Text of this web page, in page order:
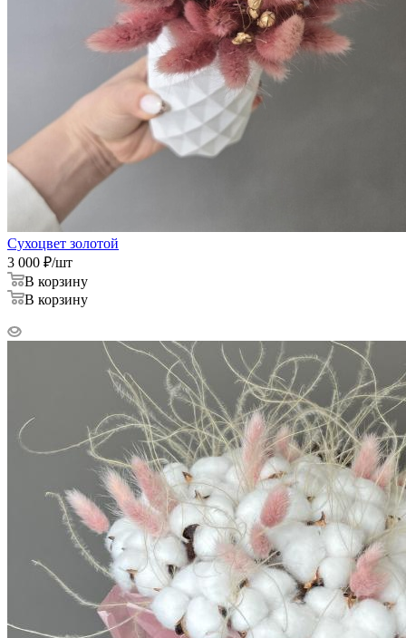
Сухоцвет золотой
3 000 ₽/шт
В корзину
В корзину